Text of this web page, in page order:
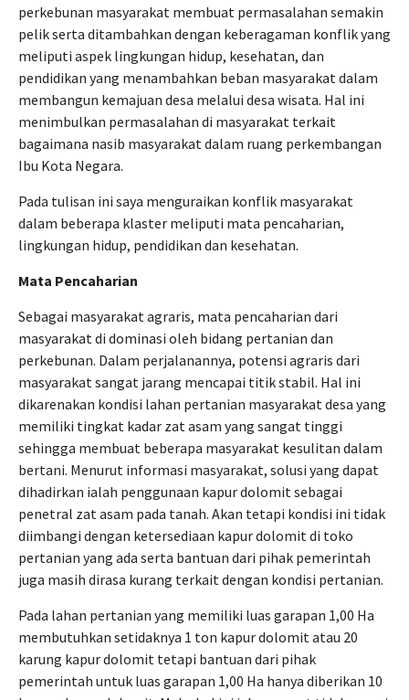
perkebunan masyarakat membuat permasalahan semakin
pelik serta ditambahkan dengan keberagaman konflik yang
meliputi aspek lingkungan hidup, kesehatan, dan
pendidikan yang menambahkan beban masyarakat dalam
membangun kemajuan desa melalui desa wisata. Hal ini
menimbulkan permasalahan di masyarakat terkait
bagaimana nasib masyarakat dalam ruang perkembangan
Ibu Kota Negara.
Pada tulisan ini saya menguraikan konflik masyarakat
dalam beberapa klaster meliputi mata pencaharian,
lingkungan hidup, pendidikan dan kesehatan.
Mata Pencaharian
Sebagai masyarakat agraris, mata pencaharian dari
masyarakat di dominasi oleh bidang pertanian dan
perkebunan. Dalam perjalanannya, potensi agraris dari
masyarakat sangat jarang mencapai titik stabil. Hal ini
dikarenakan kondisi lahan pertanian masyarakat desa yang
memiliki tingkat kadar zat asam yang sangat tinggi
sehingga membuat beberapa masyarakat kesulitan dalam
bertani. Menurut informasi masyarakat, solusi yang dapat
dihadirkan ialah penggunaan kapur dolomit sebagai
penetral zat asam pada tanah. Akan tetapi kondisi ini tidak
diimbangi dengan ketersediaan kapur dolomit di toko
pertanian yang ada serta bantuan dari pihak pemerintah
juga masih dirasa kurang terkait dengan kondisi pertanian.
Pada lahan pertanian yang memiliki luas garapan 1,00 Ha
membutuhkan setidaknya 1 ton kapur dolomit atau 20
karung kapur dolomit tetapi bantuan dari pihak
pemerintah untuk luas garapan 1,00 Ha hanya diberikan 10